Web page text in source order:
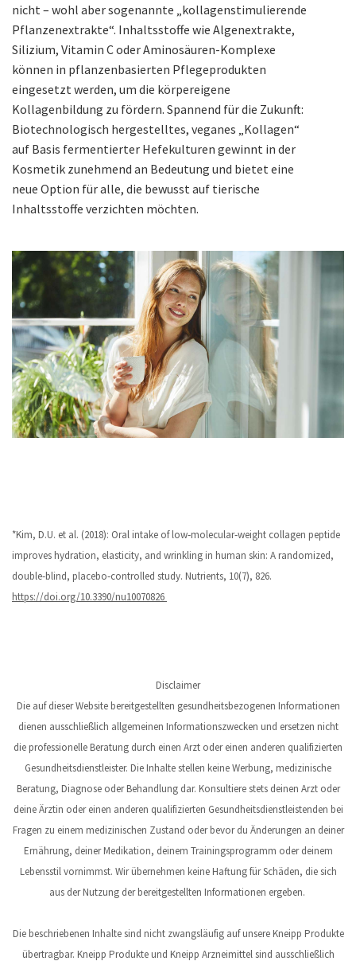
nicht – wohl aber sogenannte „kollagenstimulierende
Pflanzenextrakte“. Inhaltsstoffe wie Algenextrakte,
Silizium, Vitamin C oder Aminosäuren-Komplexe
können in pflanzenbasierten Pflegeprodukten
eingesetzt werden, um die körpereigene
Kollagenbildung zu fördern. Spannend für die Zukunft:
Biotechnologisch hergestelltes, veganes „Kollagen“
auf Basis fermentierter Hefekulturen gewinnt in der
Kosmetik zunehmend an Bedeutung und bietet eine
neue Option für alle, die bewusst auf tierische
Inhaltsstoffe verzichten möchten.
*Kim, D.U. et al. (2018): Oral intake of low‐molecular‐weight collagen peptide
improves hydration, elasticity, and wrinkling in human skin: A randomized,
double‐blind, placebo‐controlled study. Nutrients, 10(7), 826.
https://doi.org/10.3390/nu10070826
Disclaimer
Die auf dieser Website bereitgestellten gesundheitsbezogenen Informationen
dienen ausschließlich allgemeinen Informationszwecken und ersetzen nicht
die professionelle Beratung durch einen Arzt oder einen anderen qualifizierten
Gesundheitsdienstleister. Die Inhalte stellen keine Werbung, medizinische
Beratung, Diagnose oder Behandlung dar. Konsultiere stets deinen Arzt oder
deine Ärztin oder einen anderen qualifizierten Gesundheitsdienstleistenden bei
Fragen zu einem medizinischen Zustand oder bevor du Änderungen an deiner
Ernährung, deiner Medikation, deinem Trainingsprogramm oder deinem
Lebensstil vornimmst. Wir übernehmen keine Haftung für Schäden, die sich
aus der Nutzung der bereitgestellten Informationen ergeben.
Die beschriebenen Inhalte sind nicht zwangsläufig auf unsere Kneipp Produkte
übertragbar. Kneipp Produkte und Kneipp Arzneimittel sind ausschließlich